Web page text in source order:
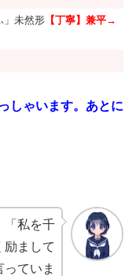
」未然形 【丁寧】兼平→
しゃいます。あとに
「私を千
励まして
ていま